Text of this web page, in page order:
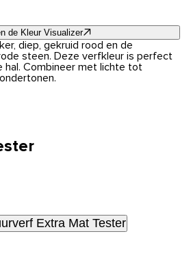
de Kleur Visualizer
diep, gekruid rood en de
steen. Deze verfkleur is perfect
hal. Combineer met lichte tot
Extra Mat Tester